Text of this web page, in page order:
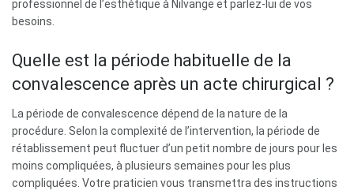
professionnel de l’esthétique à Nilvange et parlez-lui de vos
besoins.
Quelle est la période habituelle de la
convalescence après un acte chirurgical ?
La période de convalescence dépend de la nature de la
procédure. Selon la complexité de l’intervention, la période de
rétablissement peut fluctuer d’un petit nombre de jours pour les
moins compliquées, à plusieurs semaines pour les plus
compliquées. Votre praticien vous transmettra des instructions